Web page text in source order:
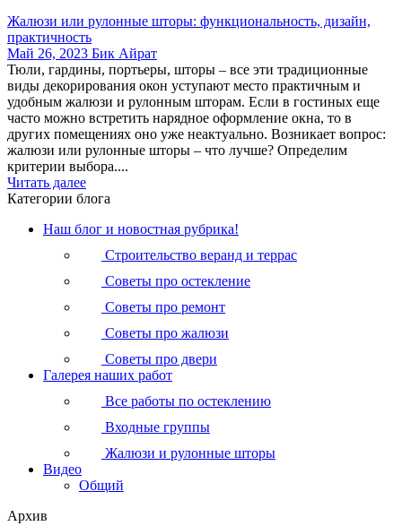
Жалюзи или рулонные шторы: функциональность, дизайн,
практичность
Май 26, 2023 Бик Айрат
Тюли, гардины, портьеры, шторы – все эти традиционные
виды декорирования окон уступают место практичным и
удобным жалюзи и рулонным шторам. Если в гостиных еще
часто можно встретить нарядное оформление окна, то в
других помещениях оно уже неактуально. Возникает вопрос:
жалюзи или рулонные шторы – что лучше? Определим
критерии выбора....
Читать далее
Категории блога
Наш блог и новостная рубрика!
Строительство веранд и террас
Советы про остекление
Советы про ремонт
Советы про жалюзи
Советы про двери
Галерея наших работ
Все работы по остеклению
Входные группы
Жалюзи и рулонные шторы
Видео
Общий
Архив